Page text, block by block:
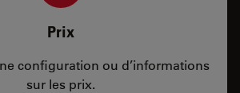
Prix
configuration ou d’informations
sur les prix.